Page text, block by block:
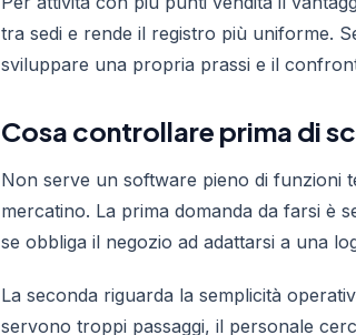
tra sedi e rende il registro più uniforme.
sviluppare una propria prassi e il
Cosa controllare prima di
Non serve un software pieno di funzioni
mercatino. La prima domanda da farsi è
se obbliga il negozio ad adattarsi a una
La seconda riguarda la semplicità
servono troppi passaggi, il personale